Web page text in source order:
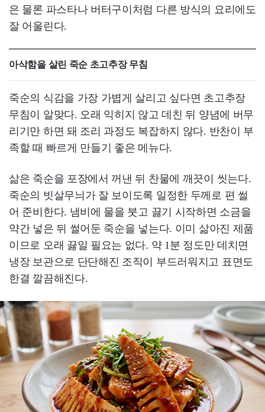
은 물론 파스타나 버터구이처럼 다른 방식의 요리에도
잘 어울린다.
아삭함을 살린 죽순 초고추장 무침
죽순의 식감을 가장 가볍게 살리고 싶다면 초고추장
무침이 알맞다. 오래 익히지 않고 데친 뒤 양념에 버무
리기만 하면 돼 조리 과정도 복잡하지 않다. 반찬이 부
족할 때 빠르게 만들기 좋은 메뉴다.
삶은 죽순을 포장에서 꺼낸 뒤 찬물에 깨끗이 씻는다.
죽순의 빗살무늬가 잘 보이도록 일정한 두께로 편 썰
어 준비한다. 냄비에 물을 붓고 끓기 시작하면 소금을
약간 넣은 뒤 썰어둔 죽순을 넣는다. 이미 삶아진 제품
이므로 오래 끓일 필요는 없다. 약 1분 정도만 데치면
냉장 보관으로 단단해진 조직이 부드러워지고 표면도
한결 깔끔해진다.